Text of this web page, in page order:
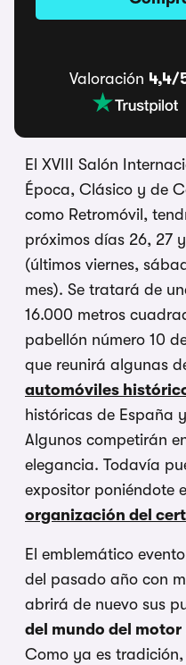
El XVIII Salón
Época, Clásico y de
como Retromóvil,
próximos días 26, 27
(últimos viernes,
mes). Se tratará de
16.000 metros
pabellón número 10
que reunirá algunas
automóviles
históricas de España
Algunos competirán
elegancia. Todavía
expositor poniéndote
organización del
El emblemático
del pasado año con
abrirá de nuevo sus
del mundo del motor
Como ya es tradición,
Valoración 4,4/